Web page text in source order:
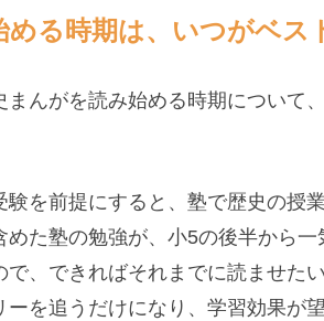
める時期は、いつがベス
まんがを読み始める時期について
験を前提にすると、塾で歴史の
めた塾の勉強が、小5の後半から
で、できればそれまでに読ませた
ーを追うだけになり、学習効果が望